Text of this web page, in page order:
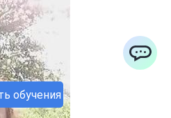
обучения
ChatApp